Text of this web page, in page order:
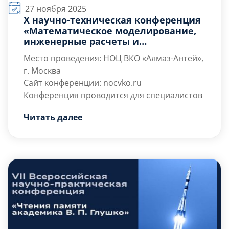
27 ноября 2025
Х научно-техническая конференция
«Математическое моделирование,
инженерные расчеты и
программное обеспечение для
решения задач ВКО»
Место проведения: НОЦ ВКО «Алмаз-Антей»,
г. Москва
Сайт конференции: nocvko.ru
Конференция проводится для специалистов
«Алмаз-Антей», профильных организаций,
инженерных расчетов и программного
обеспечения для решения задач воздушно-
космической обороны.
Направления работы:
инженерные […]
Читать далее